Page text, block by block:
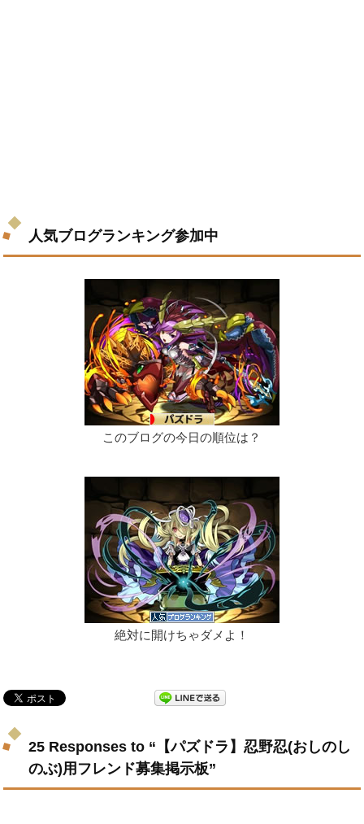
人気ブログランキング参加中
このブログの今日の順位は？
絶対に開けちゃダメよ！
25 Responses to “【パズドラ】忍野忍(おしのし
のぶ)用フレンド募集掲示板”